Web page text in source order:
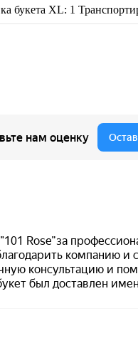
букета XL: 1